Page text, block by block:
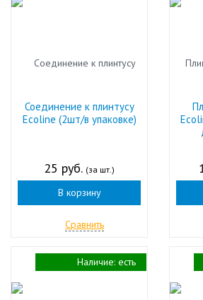
Соединение к плинтусу
Ecoline (2шт/в упаковке)
25 руб. (за шт.)
В корзину
Сравнить
Наличие: есть